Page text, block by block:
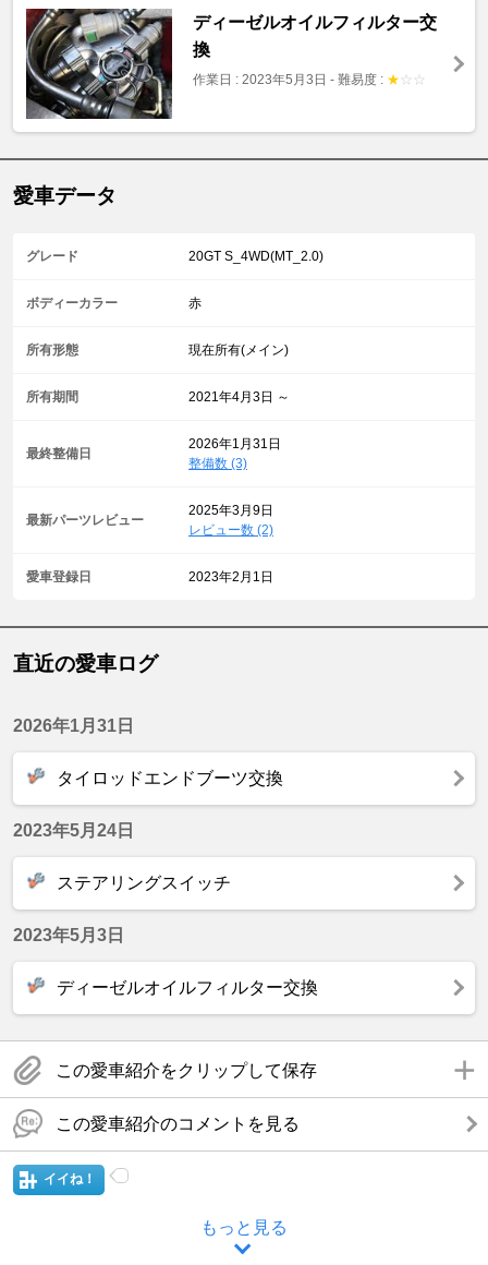
ディーゼルオイルフィルター交
換
作業日 : 2023年5月3日 - 難易度 : ★ ☆ ☆
愛車データ
グレード 20GT S_4WD(MT_2.0)
ボディーカラー 赤
所有形態 現在所有(メイン)
所有期間 2021年4月3日 ～
最終整備日
2026年1月31日
整備数 (3)
最新パーツレビュー
2025年3月9日
レビュー数 (2)
愛車登録日 2023年2月1日
直近の愛車ログ
2026年1月31日
タイロッドエンドブーツ交換
2023年5月24日
ステアリングスイッチ
2023年5月3日
ディーゼルオイルフィルター交換
この愛車紹介をクリップして保存
この愛車紹介のコメントを見る
イイね！
もっと見る